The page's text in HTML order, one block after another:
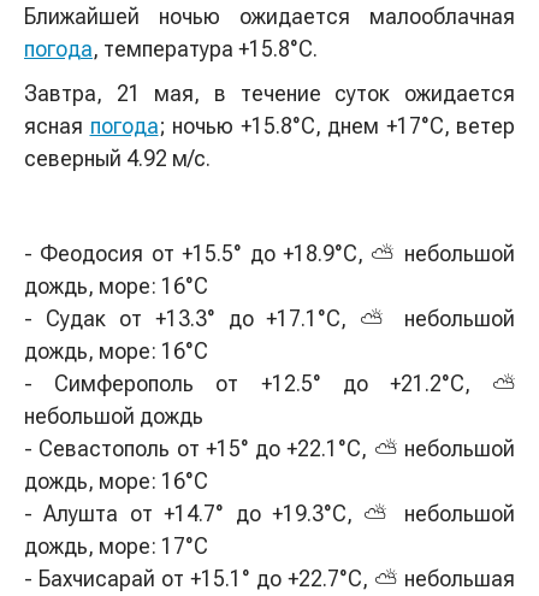
Ближайшей ночью ожидается малооблачная
погода, температура +15.8°С.
Завтра, 21 мая, в течение суток ожидается
ясная погода; ночью +15.8°С, днем +17°С, ветер
северный 4.92 м/с.
- Феодосия от +15.5° до +18.9°С, ⛅ небольшой
дождь, море: 16°C
- Судак от +13.3° до +17.1°С, ⛅ небольшой
дождь, море: 16°C
- Симферополь от +12.5° до +21.2°С, ⛅
небольшой дождь
- Севастополь от +15° до +22.1°С, ⛅ небольшой
дождь, море: 16°C
- Алушта от +14.7° до +19.3°С, ⛅ небольшой
дождь, море: 17°C
- Бахчисарай от +15.1° до +22.7°С, ⛅ небольшая